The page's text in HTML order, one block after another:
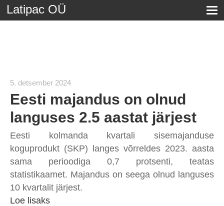
Latipac OÜ
5. detsember 2024
Eesti majandus on olnud
languses 2.5 aastat järjest
Eesti kolmanda kvartali sisemajanduse
koguprodukt (SKP) langes võrreldes 2023. aasta
sama perioodiga 0,7 protsenti, teatas
statistikaamet. Majandus on seega olnud languses
10 kvartalit järjest.
Loe lisaks